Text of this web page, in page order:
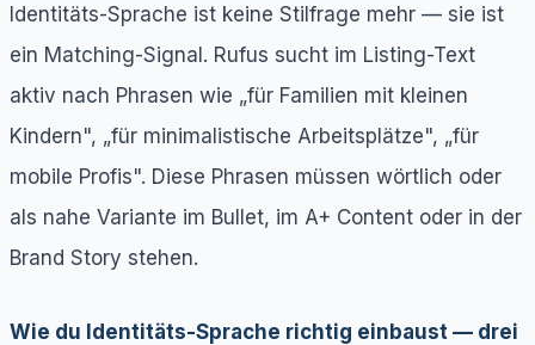
Identitäts-Sprache ist keine Stilfrage mehr — sie ist
ein Matching-Signal. Rufus sucht im Listing-Text
aktiv nach Phrasen wie „für Familien mit kleinen
Kindern", „für minimalistische Arbeitsplätze", „für
mobile Profis". Diese Phrasen müssen wörtlich oder
als nahe Variante im Bullet, im A+ Content oder in der
Brand Story stehen.
Wie du Identitäts-Sprache richtig einbaust — drei